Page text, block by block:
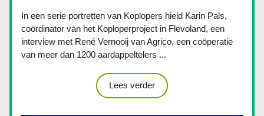
In een serie portretten van Koplopers hield Karin Pals,
coördinator van het Koploperproject in Flevoland, een
interview met René Vernooij van Agrico, een coöperatie
van meer dan 1200 aardappeltelers ...
Lees verder